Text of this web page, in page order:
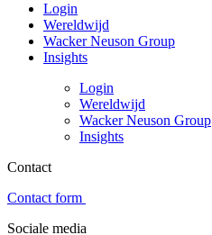
Login
Wereldwijd
Wacker Neuson Group
Insights
Login
Wereldwijd
Wacker Neuson Group
Insights
Contact
Contact form
Sociale media